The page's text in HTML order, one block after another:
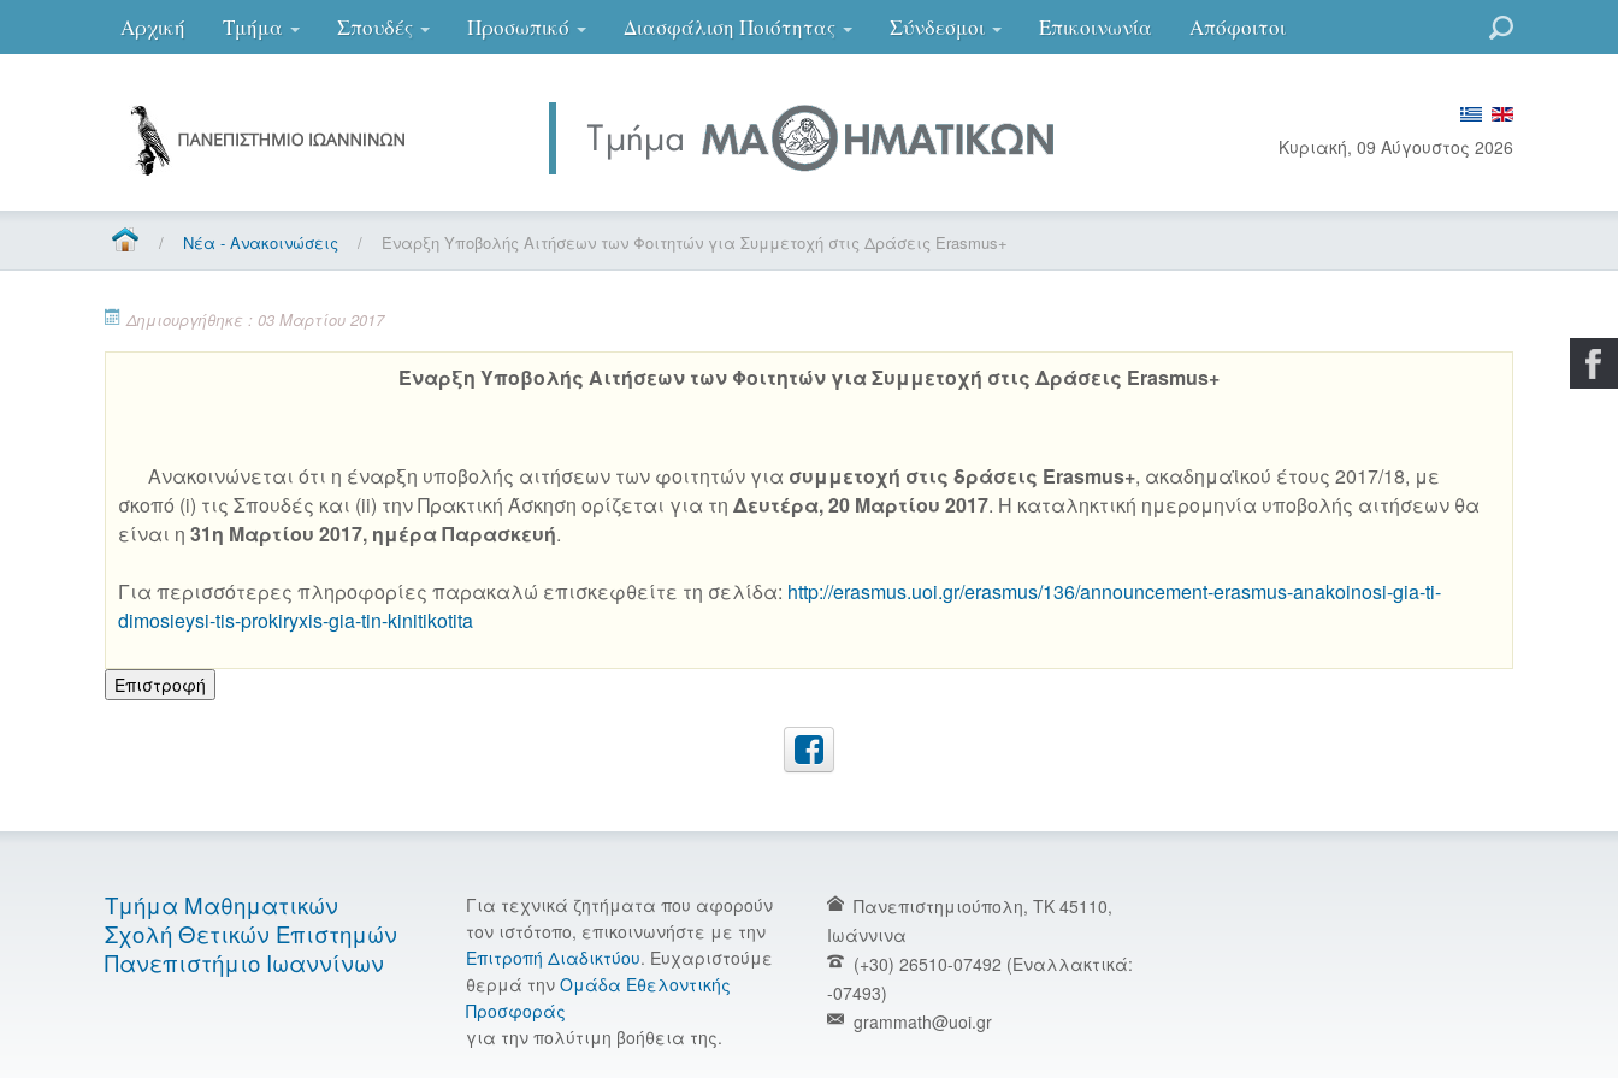
Αρχική Τμήμα Σπουδές Προσωπικό Διασφάλιση Ποιότητας Σύνδεσμοι Επικοινωνία Απόφοιτοι
Κυριακή, 09 Αύγουστος 2026
/ Νέα - Ανακοινώσεις / Έναρξη Υποβολής Αιτήσεων των Φοιτητών για Συμμετοχή στις Δράσεις Erasmus+
Δημιουργήθηκε : 03 Μαρτίου 2017
Έναρξη Υποβολής Αιτήσεων των Φοιτητών για Συμμετοχή στις Δράσεις Erasmus+
Ανακοινώνεται ότι η έναρξη υποβολής αιτήσεων των φοιτητών για συμμετοχή στις δράσεις Erasmus+, ακαδημαϊκού έτους 2017/18, με
σκοπό (i) τις Σπουδές και (ii) την Πρακτική Άσκηση ορίζεται για τη Δευτέρα, 20 Μαρτίου 2017. Η καταληκτική ημερομηνία υποβολής αιτήσεων θα
είναι η 31η Μαρτίου 2017, ημέρα Παρασκευή.
Για περισσότερες πληροφορίες παρακαλώ επισκεφθείτε τη σελίδα: http://erasmus.uoi.gr/erasmus/136/announcement-erasmus-anakoinosi-gia-ti-
dimosieysi-tis-prokiryxis-gia-tin-kinitikotita
Επιστροφή
Τμήμα Μαθηματικών
Σχολή Θετικών Επιστημών
Πανεπιστήμιο Ιωαννίνων
Για τεχνικά ζητήματα που αφορούν
τον ιστότοπο, επικοινωνήστε με την
Επιτροπή Διαδικτύου. Ευχαριστούμε
θερμά την Ομάδα Εθελοντικής
Προσφοράς
για την πολύτιμη βοήθεια της.
Πανεπιστημιούπολη, TK 45110,
Ιωάννινα
(+30) 26510-07492 (Εναλλακτικά:
-07493)
grammath@uoi.gr